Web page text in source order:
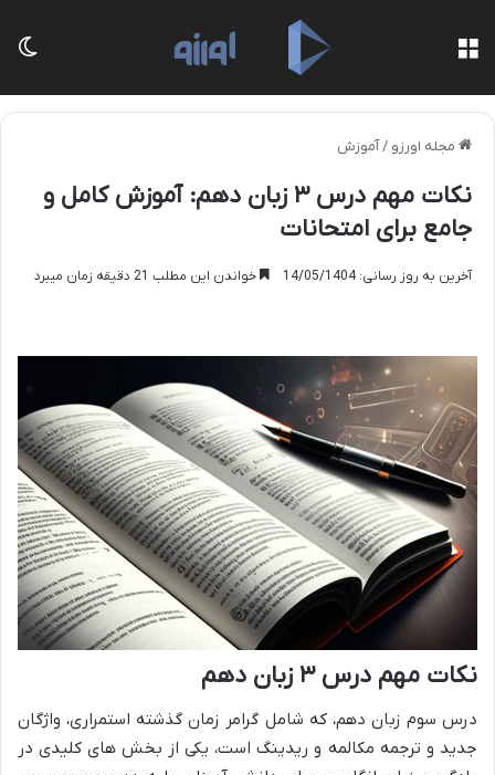
مجله اورزو /آموزش
نکات مهم درس ۳ زبان دهم: آموزش کامل و
جامع برای امتحانات
آخرین به روز رسانی: 14/05/1404 خواندن این مطلب 21 دقیقه زمان میبرد
نکات مهم درس ۳ زبان دهم
درس سوم زبان دهم، که شامل گرامر زمان گذشته استمراری، واژگان
جدید و ترجمه مکالمه و ریدینگ است، یکی از بخش های کلیدی در